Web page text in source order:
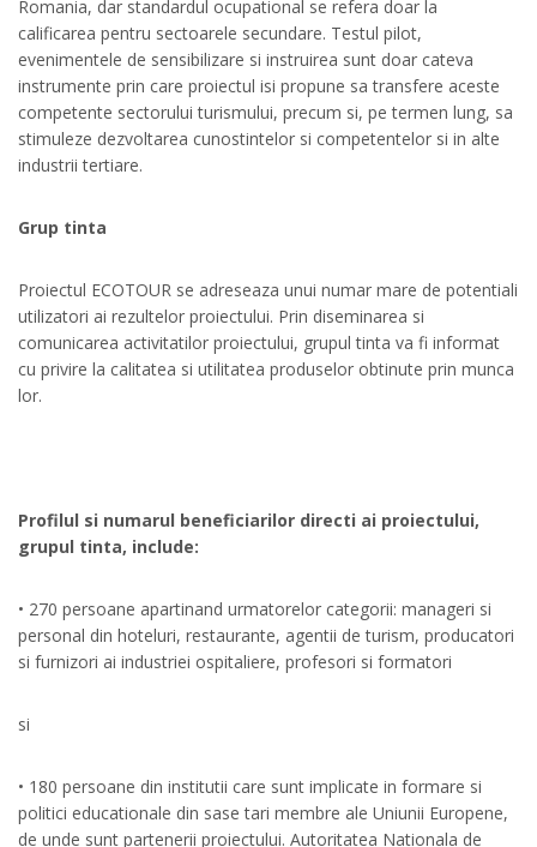
Romania, dar standardul ocupational se refera doar la
calificarea pentru sectoarele secundare. Testul pilot,
evenimentele de sensibilizare si instruirea sunt doar cateva
instrumente prin care proiectul isi propune sa transfere aceste
competente sectorului turismului, precum si, pe termen lung, sa
stimuleze dezvoltarea cunostintelor si competentelor si in alte
industrii tertiare.
Grup tinta
Proiectul ECOTOUR se adreseaza unui numar mare de potentiali
utilizatori ai rezultelor proiectului. Prin diseminarea si
comunicarea activitatilor proiectului, grupul tinta va fi informat
cu privire la calitatea si utilitatea produselor obtinute prin munca
lor.
Profilul si numarul beneficiarilor directi ai proiectului,
grupul tinta, include:
• 270 persoane apartinand urmatorelor categorii: manageri si
personal din hoteluri, restaurante, agentii de turism, producatori
si furnizori ai industriei ospitaliere, profesori si formatori
si
• 180 persoane din institutii care sunt implicate in formare si
politici educationale din sase tari membre ale Uniunii Europene,
de unde sunt partenerii proiectului. Autoritatea Nationala de